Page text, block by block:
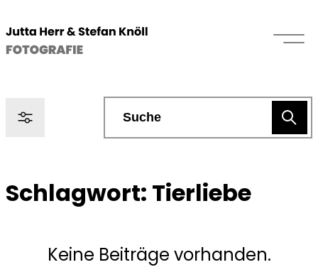
Schlagwort: Tierliebe
Keine Beiträge vorhanden.